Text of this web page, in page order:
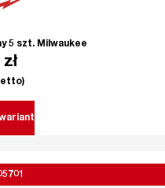
5 szt. Milwaukee
zł